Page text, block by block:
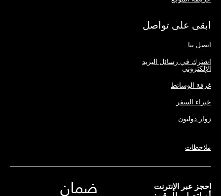
ابقى على تواصل
اتصل بنا
اشترك في رسائل البريد
الإلكتروني
غرفة الوسائط
خبراء السفر
زوار دوليون
ملاحظات
احجز عبر الإنترنت